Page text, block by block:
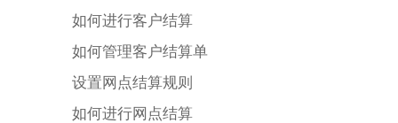
如何进行客户结算
如何管理客户结算单
设置网点结算规则
如何进行网点结算